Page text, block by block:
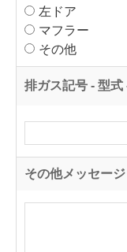
左ドア
マフラー
その他
排ガス記号 - 型式
その他メッセージ